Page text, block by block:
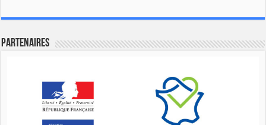
Partenaires